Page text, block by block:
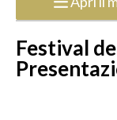
Festival